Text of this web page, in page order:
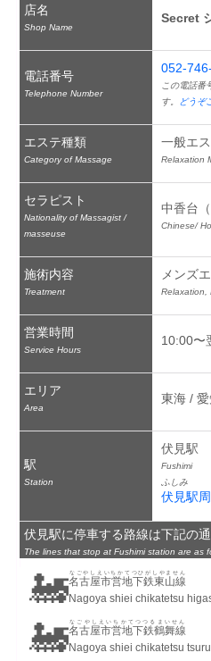
店名
Shop Name
Secret
電話番号
Telephone Number
052-
この電話番
す。
どうぞ
エステ種類
Category of Massage
一般エ
Relaxation
セラピスト
Nationality of Massagist /
masseuse
中香台
Chinese/
施術内容
Treatment
メンズ
Relaxation,
営業時間
Service Hours
10:00〜
エリア
Area
東海 /
駅
Station
伏見駅
Fushimi
ふしみ
伏見駅
伏見駅に停車する路線は下記の
The lines that stop at Fushimi station are as
🚂名古屋市営地下鉄東山線
なごやしえいちかてつひがしやません
Nagoya shiei chikatetsu
🚂名古屋市営地下鉄鶴舞線
なごやしえいちかてつつるまいせん
Nagoya shiei chikatetsu